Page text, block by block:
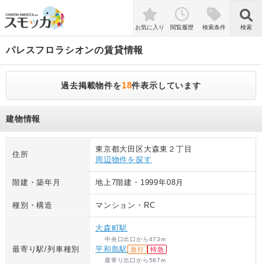
検索
お気に入り 閲覧履歴 検索条件 検索
パレスフロラシオンの賃貸情報
過去掲載物件を18件表示しています
建物情報
住所
東京都大田区大森東２丁目
周辺物件を探す
階建・築年月 地上7階建 ・ 1999年08月
種別・構造 マンション ・ RC
最寄り駅/列車種別
大森町駅
中央口出口から473m
平和島駅 急行 特急
最寄り出口から587m